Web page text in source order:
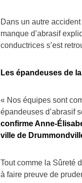
Dans un autre
manque d’abrasif
conductrices s’est
Les épandeuses de
« Nos équipes sont
épandeuses d’abrasif
confirme Anne-
ville de
Tout comme la Sûreté
à faire preuve de